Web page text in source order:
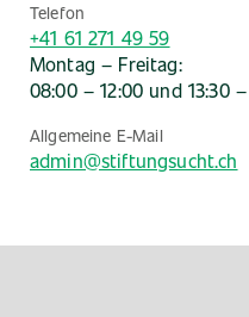
Telefon
+41 61 271 49 59
Montag – Freitag:
08:00 – 12:00 und 13:30
Allgemeine E-Mail
admin@stiftungsucht.ch